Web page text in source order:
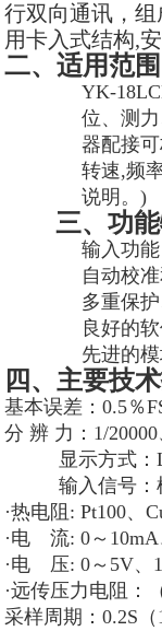
行双向通讯，
用卡入式结构,
二、适用范围
YK-
位、测
器配接
转速,频
说明。)
三、功
输入功
自动校
多重保
良好的
先进的
四、主要技
基本误差： 0.5％
分 辨 力： 1/20000
显示方式：
输入信号：
·热电阻 : Pt100、
·电 流: 0～ 10mA
·电 压: 0～ 5V、
·远传压力电阻：
采样周期： 0.2S （